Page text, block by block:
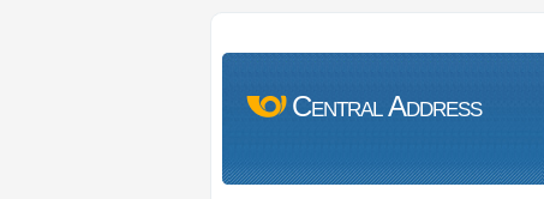
Central Address